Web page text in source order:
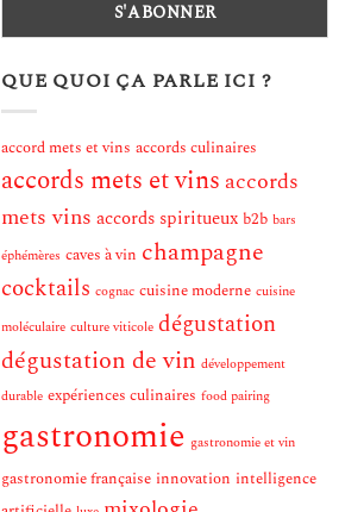
QUE QUOI ÇA PARLE ICI ?
accord mets et vins accords culinaires
accords mets et vins accords
mets vins accords spiritueux b2b bars
éphémères caves à vin champagne
cocktails cognac cuisine moderne cuisine
moléculaire culture viticole dégustation
dégustation de vin développement
durable expériences culinaires food pairing
gastronomie gastronomie et vin
gastronomie française innovation intelligence